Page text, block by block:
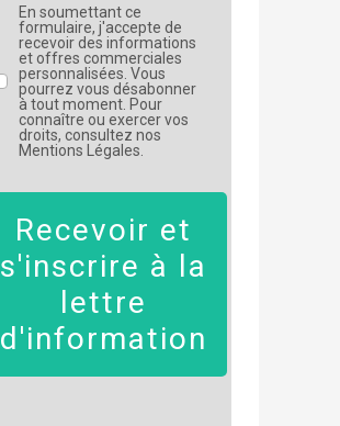
En soumettant ce
formulaire, j'accepte de
recevoir des informations
et offres commerciales
personnalisées. Vous
pourrez vous désabonner
à tout moment. Pour
connaître ou exercer vos
droits, consultez nos
Mentions Légales.
Recevoir et
s'inscrire à la
lettre
d'information